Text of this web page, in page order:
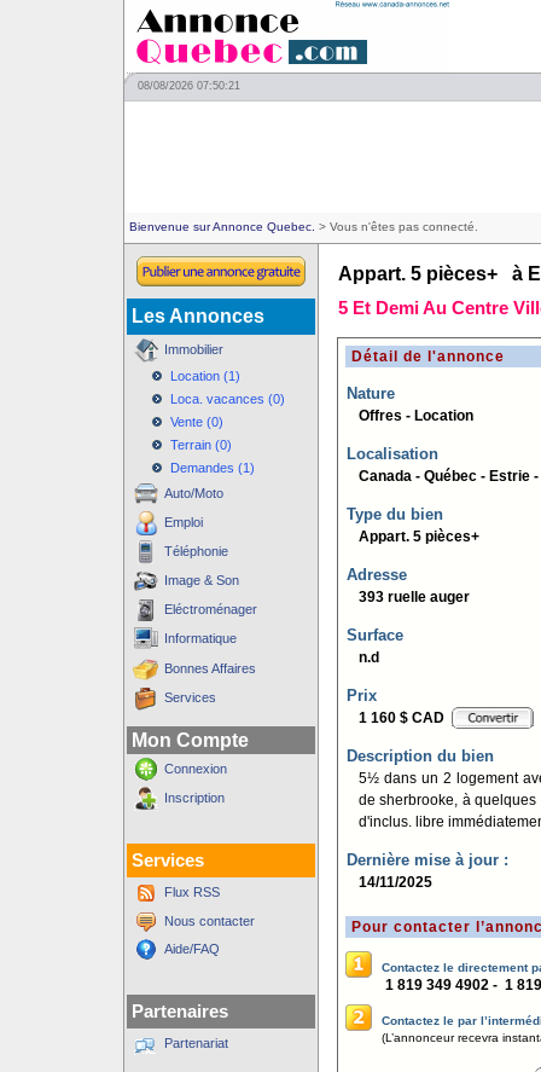
08/08/2026 07:50:21
Bienvenue sur Annonce Quebec. > Vous n'êtes pas connecté.
Les Annonces
Immobilier
Location (1)
Loca. vacances (0)
Vente (0)
Terrain (0)
Demandes (1)
Auto/Moto
Emploi
Téléphonie
Image & Son
Eléctroménager
Informatique
Bonnes Affaires
Services
Mon Compte
Connexion
Inscription
Services
Flux RSS
Nous contacter
Aide/FAQ
Partenaires
Partenariat
Appart. 5 pièces+ à
5 Et Demi Au Centre
Détail de l'annonce
Nature
Offres - Location
Localisation
Canada - Québec - Estrie
Type du bien
Appart. 5 pièces+
Adresse
393 ruelle auger
Surface
n.d
Prix
1 160 $ CAD
Description du bien
5½ dans un 2 logement
de sherbrooke, à
d'inclus. libre
Dernière mise à jour :
14/11/2025
Pour contacter
Contactez le directement
1 819 349 4902 - 1
Contactez le par
(L’annonceur recevra